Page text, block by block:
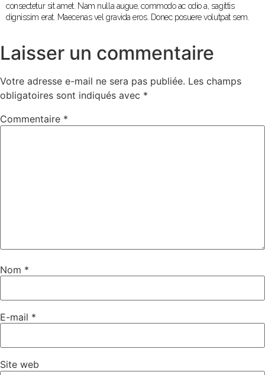
consectetur sit amet. Nam nulla augue, commodo ac odio a, sagittis
dignissim erat. Maecenas vel gravida eros. Donec posuere volutpat sem.
Laisser un commentaire
Votre adresse e-mail ne sera pas publiée. Les champs
obligatoires sont indiqués avec *
Commentaire *
Nom *
E-mail *
Site web